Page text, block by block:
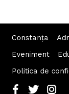
Constanța
Eveniment
Politica de